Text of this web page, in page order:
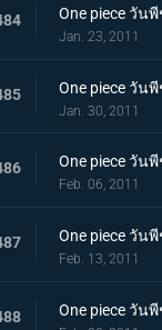
Jan. 23, 2011
Jan. 30, 2011
Feb. 06, 2011
Feb. 13, 2011